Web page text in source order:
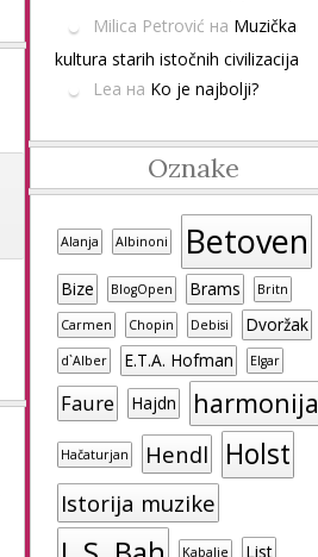
Milica Petrović на Muzička
kultura starih istočnih civilizacija
Lea на Ko je najbolji?
Oznake
Alanja Albinoni Betoven
Bize BlogOpen Brams Britn
Carmen Chopin Debisi Dvoržak
d`Alber E.T.A. Hofman Elgar
Faure Hajdn harmonija
Hačaturjan Hendl Holst
Istorija muzike
Kabalje List